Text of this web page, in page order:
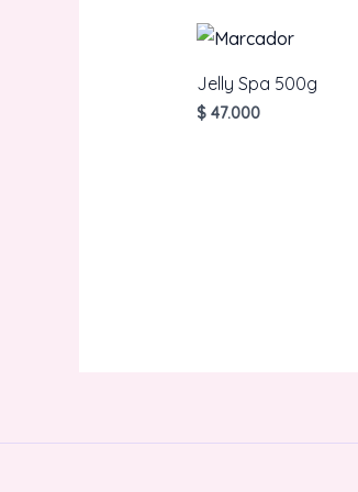
Jelly Spa 500g
$47.000